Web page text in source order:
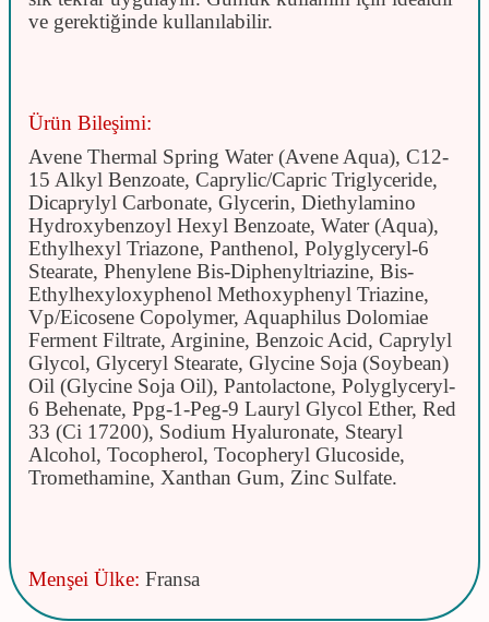
ve gerektiğinde kullanılabilir.
Ürün Bileşimi:
Avene Thermal Spring Water (Avene Aqua), C12-
15 Alkyl Benzoate, Caprylic/Capric Triglyceride,
Dicaprylyl Carbonate, Glycerin, Diethylamino
Hydroxybenzoyl Hexyl Benzoate, Water (Aqua),
Ethylhexyl Triazone, Panthenol, Polyglyceryl-6
Stearate, Phenylene Bis-Diphenyltriazine, Bis-
Ethylhexyloxyphenol Methoxyphenyl Triazine,
Vp/Eicosene Copolymer, Aquaphilus Dolomiae
Ferment Filtrate, Arginine, Benzoic Acid, Caprylyl
Glycol, Glyceryl Stearate, Glycine Soja (Soybean)
Oil (Glycine Soja Oil), Pantolactone, Polyglyceryl-
6 Behenate, Ppg-1-Peg-9 Lauryl Glycol Ether, Red
33 (Ci 17200), Sodium Hyaluronate, Stearyl
Alcohol, Tocopherol, Tocopheryl Glucoside,
Tromethamine, Xanthan Gum, Zinc Sulfate.
Menşei Ülke: Fransa